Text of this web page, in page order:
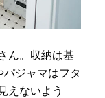
ん。収納は基
パジャマはフタ
えないよう